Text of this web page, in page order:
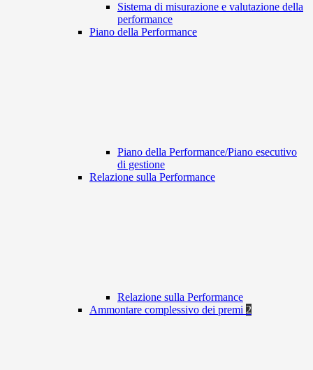
Sistema di misurazione e valutazione della
performance
Piano della Performance
Piano della Performance/Piano esecutivo
di gestione
Relazione sulla Performance
Relazione sulla Performance
Ammontare complessivo dei premi 2